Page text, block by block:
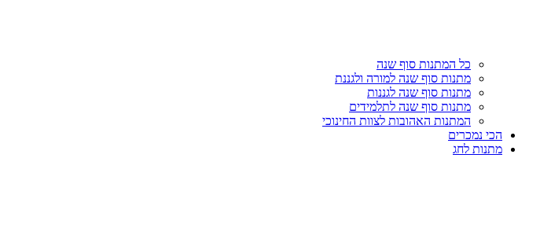
כל המתנות סוף שנה
מתנות סוף שנה למורה ולגננת
מתנות סוף שנה לגננות
מתנות סוף שנה לתלמידים
המתנות האהובות לצוות החינוכי
הכי נמכרים
מתנות לחג